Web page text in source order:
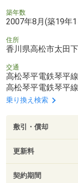
築年数
2007年8月(築19年
住所
香川県高松市太田
交通
高松琴平電鉄琴平
高松琴平電鉄琴平
乗り換え検索
敷引・償却
更新料
契約期間